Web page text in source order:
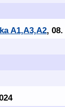
A1,A3,A2, 08.